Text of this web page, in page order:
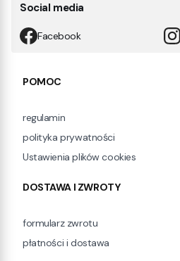
Social media
Facebook
Linki w stopce
POMOC
regulamin
polityka prywatności
Ustawienia plików cookies
DOSTAWA I ZWROTY
formularz zwrotu
płatności i dostawa